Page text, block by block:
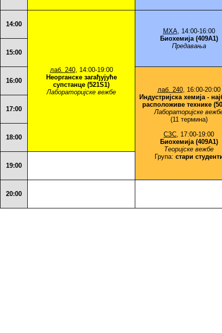
14:00
лаб. 240, 14:00-19:00
Неорганске загађујуће
супстанце (521S1)
Лабораторијске вежбе
МХА, 14:00-16:00
Биохемија (409A1)
Предавања
15:00
16:00
лаб. 240, 16:00-20:00
Индустријска хемија -
расположиве технике
Лабораторијске
(11 термина)
СЗС, 17:00-19:00
Биохемија (409A1)
Теоријске вежбе
Група: стари
17:00
18:00
19:00
20:00